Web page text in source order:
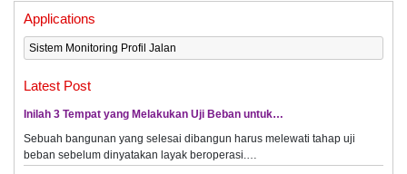
Applications
Sistem Monitoring Profil Jalan
Latest Post
Inilah 3 Tempat yang Melakukan Uji Beban untuk…
Sebuah bangunan yang selesai dibangun harus melewati tahap uji
beban sebelum dinyatakan layak beroperasi.…